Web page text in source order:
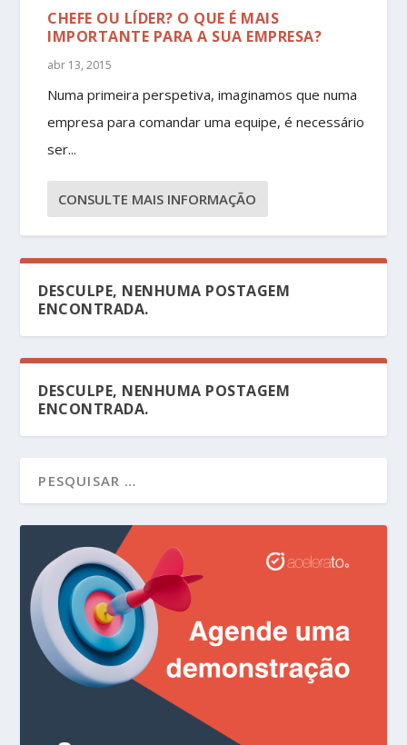
CHEFE OU LÍDER? O QUE É MAIS
IMPORTANTE PARA A SUA EMPRESA?
abr 13, 2015
Numa primeira perspetiva, imaginamos que numa
empresa para comandar uma equipe, é necessário
ser...
CONSULTE MAIS INFORMAÇÃO
DESCULPE, NENHUMA POSTAGEM
ENCONTRADA.
DESCULPE, NENHUMA POSTAGEM
ENCONTRADA.